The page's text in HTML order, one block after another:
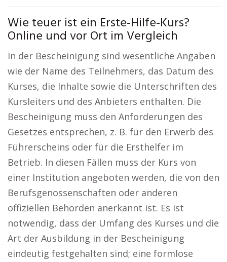
Wie teuer ist ein Erste-Hilfe-Kurs?
Online und vor Ort im Vergleich
In der Bescheinigung sind wesentliche Angaben
wie der Name des Teilnehmers, das Datum des
Kurses, die Inhalte sowie die Unterschriften des
Kursleiters und des Anbieters enthalten. Die
Bescheinigung muss den Anforderungen des
Gesetzes entsprechen, z. B. für den Erwerb des
Führerscheins oder für die Ersthelfer im
Betrieb. In diesen Fällen muss der Kurs von
einer Institution angeboten werden, die von den
Berufsgenossenschaften oder anderen
offiziellen Behörden anerkannt ist. Es ist
notwendig, dass der Umfang des Kurses und die
Art der Ausbildung in der Bescheinigung
eindeutig festgehalten sind; eine formlose